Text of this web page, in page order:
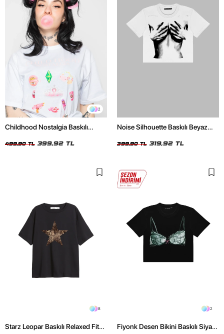
2
Childhood Nostalgia Baskılı
499,90 TL 399,92 TL
Noise Silhouette Baskılı Beyaz
399,90 TL 319,92 TL
8
Starz Leopar Baskılı Relaxed Fit
2
Fiyonk Desen Bikini Baskılı Siyah